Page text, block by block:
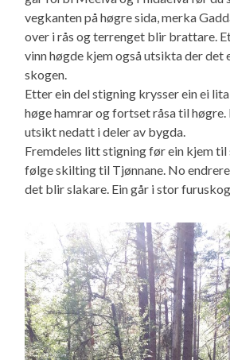
vegkanten på høgre sida, merka
over i rås og terrenget blir brattare.
vinn høgde kjem også utsikta der det
skogen.
Etter ein del stigning krysser ein ei
høge hamrar og fortset råsa til
utsikt nedatt i deler av bygda.
Fremdeles litt stigning før ein kjem til
følge skilting til Tjønnane. No
det blir slakare. Ein går i stor